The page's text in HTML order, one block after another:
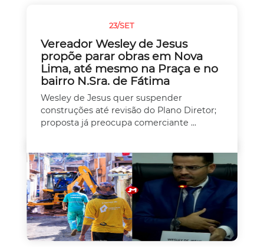
23/SET
Vereador Wesley de Jesus
propõe parar obras em Nova
Lima, até mesmo na Praça e no
bairro N.Sra. de Fátima
Wesley de Jesus quer suspender
construções até revisão do Plano Diretor;
proposta já preocupa comerciante ...